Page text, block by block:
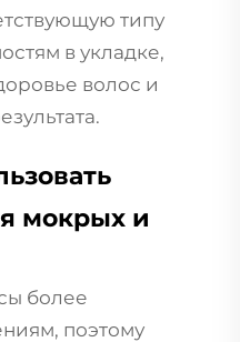
типу
в укладке,
волос и
мокрых и
более
поэтому